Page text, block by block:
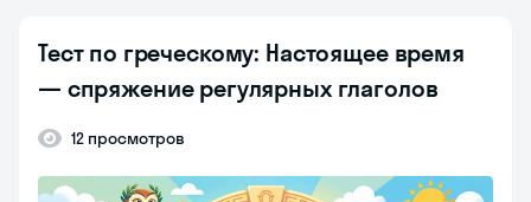
Тест по греческому: Настоящее время
— спряжение регулярных глаголов
12 просмотров